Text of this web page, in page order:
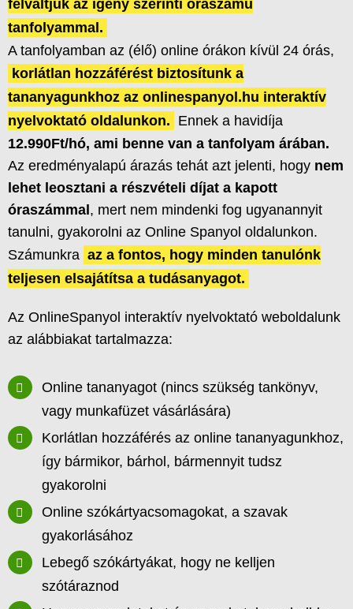
felváltjuk az igény szerinti óraszámú
tanfolyammal.
A tanfolyamban az (élő) online órákon kívül 24 órás,
korlátlan hozzáférést biztosítunk a
tananyagunkhoz az onlinespanyol.hu interaktív
nyelvoktató oldalunkon. Ennek a havidíja
12.990Ft/hó, ami benne van a tanfolyam árában.
Az eredményalapú árazás tehát azt jelenti, hogy nem
lehet leosztani a részvételi díjat a kapott
óraszámmal, mert nem mindenki fog ugyanannyit
tanulni, gyakorolni az Online Spanyol oldalunkon.
Számunkra az a fontos, hogy minden tanulónk
teljesen elsajátítsa a tudásanyagot.
Az OnlineSpanyol interaktív nyelvoktató weboldalunk
az alábbiakat tartalmazza:
Online tananyagot (nincs szükség tankönyv,
vagy munkafüzet vásárlására)
Korlátlan hozzáférés az online tananyagunkhoz,
így bármikor, bárhol, bármennyit tudsz
gyakorolni
Online szókártyacsomagokat, a szavak
gyakorlásához
Lebegő szókártyákat, hogy ne kelljen
szótáraznod